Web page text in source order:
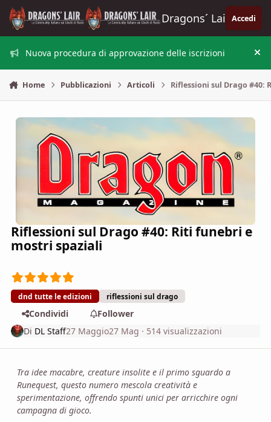
Vai al contenuto
Dragons´ Lair Accedi
Nuova procedura di approvazione delle iscrizioni
Home Pubblicazioni Articoli Riflessioni sul Drago #40:
Riflessioni sul Drago #40: Riti funebri e
mostri spaziali
dnd tutte le edizioni riflessioni sul drago
Condividi
Follower
Di DL Staff27 Maggio27 Mag · 514 visualizzazioni
Tra idee macabre, creature insolite e il primo sguardo a
Runequest, questo numero mescola creatività e
sperimentazione, offrendo spunti unici per arricchire ogni
campagna di gioco.